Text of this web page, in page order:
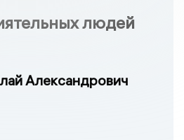
людей
Александрович